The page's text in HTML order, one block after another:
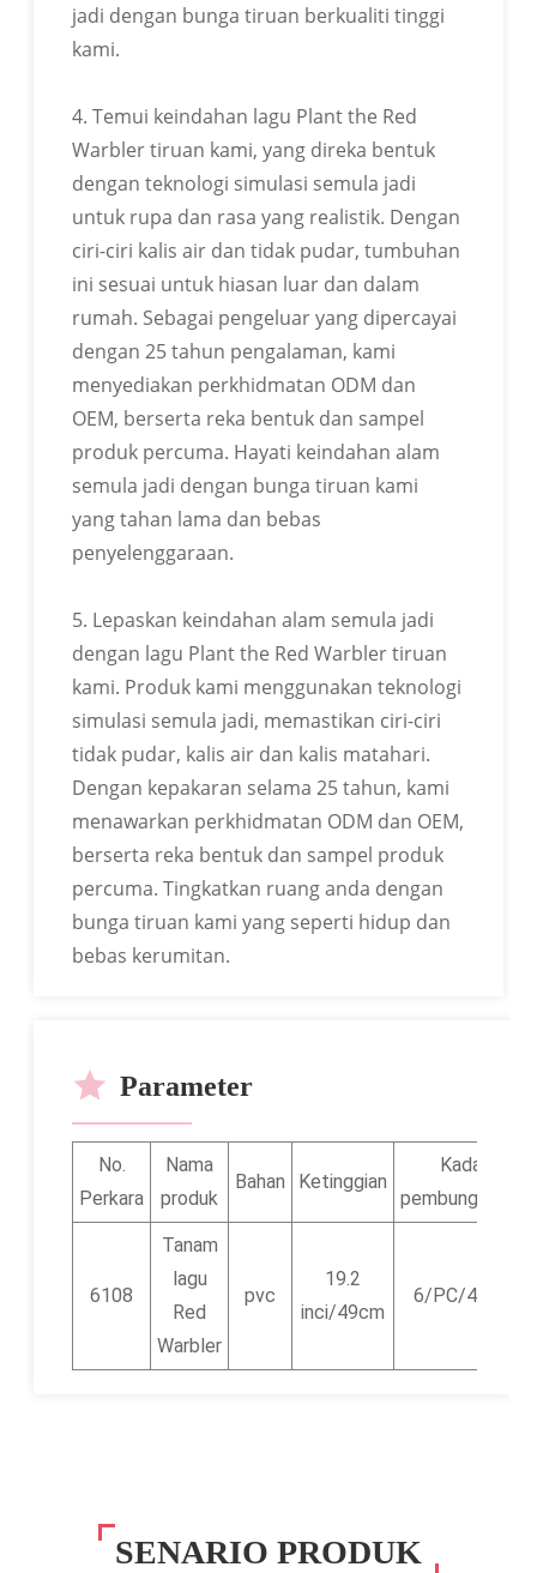
jadi dengan bunga tiruan berkualiti tinggi
kami.
4. Temui keindahan lagu Plant the Red
Warbler tiruan kami, yang direka bentuk
dengan teknologi simulasi semula jadi
untuk rupa dan rasa yang realistik. Dengan
ciri-ciri kalis air dan tidak pudar, tumbuhan
ini sesuai untuk hiasan luar dan dalam
rumah. Sebagai pengeluar yang dipercayai
dengan 25 tahun pengalaman, kami
menyediakan perkhidmatan ODM dan
OEM, berserta reka bentuk dan sampel
produk percuma. Hayati keindahan alam
semula jadi dengan bunga tiruan kami
yang tahan lama dan bebas
penyelenggaraan.
5. Lepaskan keindahan alam semula jadi
dengan lagu Plant the Red Warbler tiruan
kami. Produk kami menggunakan teknologi
simulasi semula jadi, memastikan ciri-ciri
tidak pudar, kalis air dan kalis matahari.
Dengan kepakaran selama 25 tahun, kami
menawarkan perkhidmatan ODM dan OEM,
berserta reka bentuk dan sampel produk
percuma. Tingkatkan ruang anda dengan
bunga tiruan kami yang seperti hidup dan
bebas kerumitan.
Parameter
No.
Perkara
Nama
produk
Bahan Ketinggian
Kadar
pembungkusan
6108
Tanam
lagu
Red
Warbler
pvc
19.2
inci/49cm
6/PC/48PC
SENARIO PRODUK